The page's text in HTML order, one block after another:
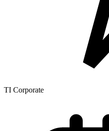
TI Corporate